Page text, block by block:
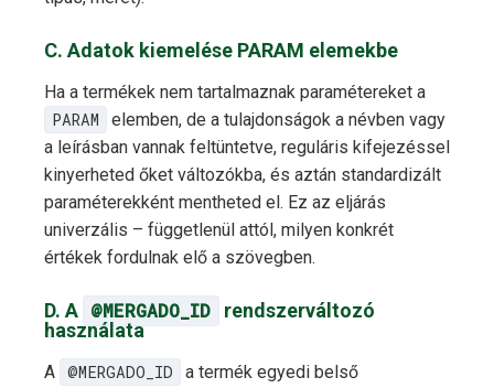
C. Adatok kiemelése PARAM elemekbe
Ha a termékek nem tartalmaznak paramétereket a
PARAM
elemben, de a tulajdonságok a névben vagy
a leírásban vannak feltüntetve, reguláris kifejezéssel
kinyerheted őket változókba, és aztán standardizált
paraméterekként mentheted el. Ez az eljárás
univerzális – függetlenül attól, milyen konkrét
értékek fordulnak elő a szövegben.
D. A @MERGADO_ID
rendszerváltozó
használata
A @MERGADO_ID
a termék egyedi belső